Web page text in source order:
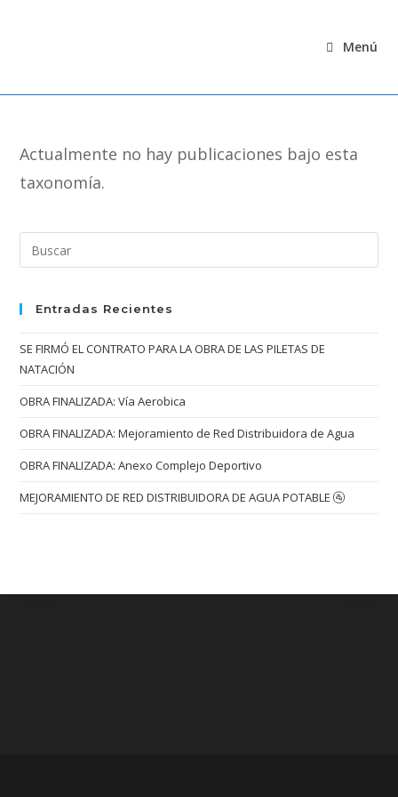
Menú
Actualmente no hay publicaciones bajo esta
taxonomía.
Entradas Recientes
SE FIRMÓ EL CONTRATO PARA LA OBRA DE LAS PILETAS DE
NATACIÓN
OBRA FINALIZADA: Vía Aerobica
OBRA FINALIZADA: Mejoramiento de Red Distribuidora de Agua
OBRA FINALIZADA: Anexo Complejo Deportivo
MEJORAMIENTO DE RED DISTRIBUIDORA DE AGUA POTABLE 🚰